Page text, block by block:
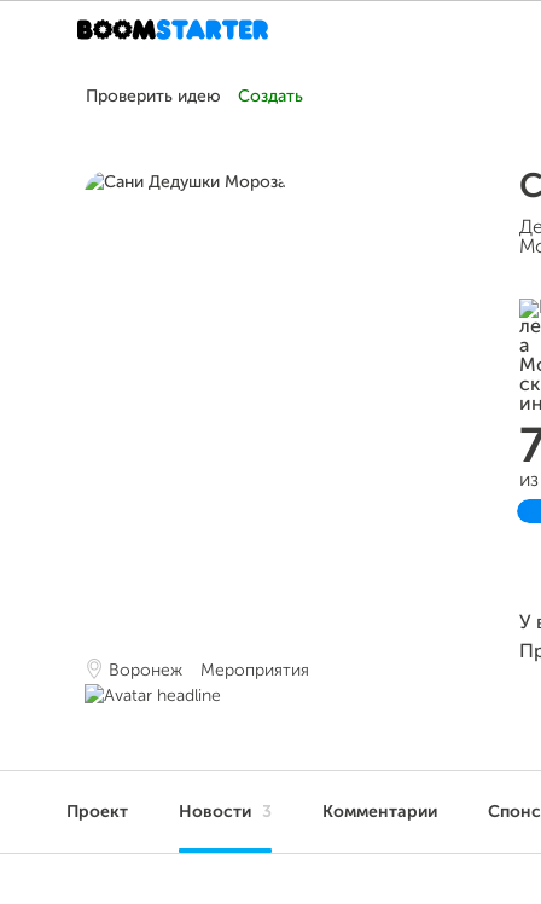
Проверить идею Создать
Воронеж Мероприятия
У
Проект Новости 3 Комментарии